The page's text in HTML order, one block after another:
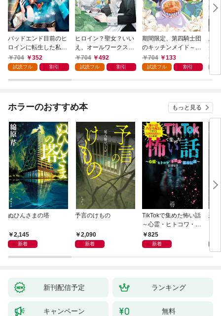
バッドエンド目前のヒ
ロインに転生した私、
今世では恋愛するつも
りがチートな兄が離し
OMIC 第1巻
704 352
試読フル 割引
ヒロイン？聖女？いい
え、オールワークスメ
イドです（誇）！@C
OMIC 第1巻
704 492
試読フル 割引
期間限定、第四騎士団
のキッチンメイド～結
婚したくないので就職
しました～@COMIC
704 133
試読フル 割引
悪
先
令
ラ
の
ホラーのおすすめ本 もっと見る
ぬひんさまの塔
2,145
新着
予言のけもの
2,090
新着
TikTokで集めた怖い話
～心霊・ヒトコワ・不
思議・都市伝説～
825
新着
恐
新刊配信予定 ランキング
キャンペーン 無料